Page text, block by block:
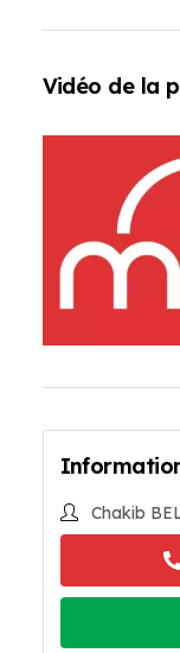
Vidéo de la
Chakib